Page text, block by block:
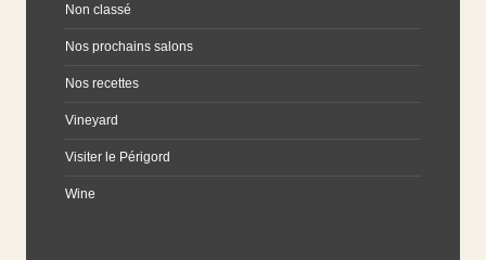
Non classé
Nos prochains salons
Nos recettes
Vineyard
Visiter le Périgord
Wine